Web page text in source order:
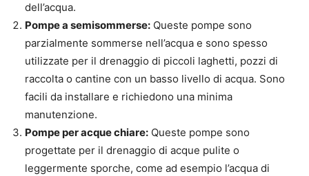
dell’acqua.
Pompe a semisommerse: Queste pompe sono
parzialmente sommerse nell’acqua e sono spesso
utilizzate per il drenaggio di piccoli laghetti, pozzi di
raccolta o cantine con un basso livello di acqua. Sono
facili da installare e richiedono una minima
manutenzione.
Pompe per acque chiare: Queste pompe sono
progettate per il drenaggio di acque pulite o
leggermente sporche, come ad esempio l’acqua di